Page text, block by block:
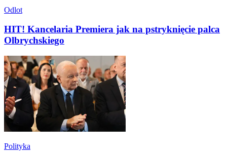
Odlot
HIT! Kancelaria Premiera jak na pstryknięcie palca
Olbrychskiego
Polityka